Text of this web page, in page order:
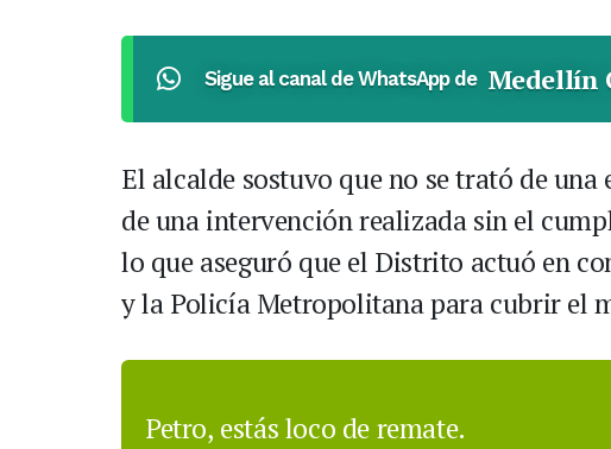
Sigue al canal de WhatsApp de Medellín
El alcalde sostuvo que no se trató de
de una intervención realizada sin el
lo que aseguró que el Distrito actuó en
y la Policía Metropolitana para cubrir el
Petro, estás loco de remate.